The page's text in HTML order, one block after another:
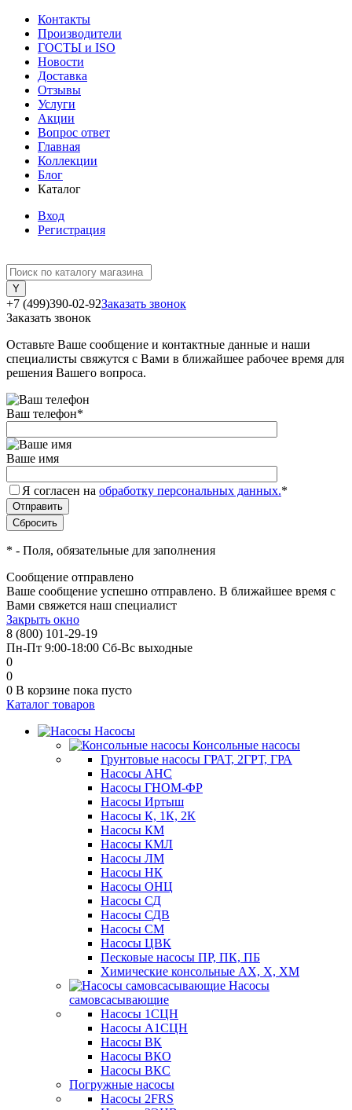
Контакты
Производители
ГОСТЫ и ISO
Новости
Доставка
Отзывы
Услуги
Акции
Вопрос ответ
Главная
Коллекции
Блог
Каталог
Вход
Регистрация
+7 (499)390-02-92Заказать звонок
Заказать звонок
Оставьте Ваше сообщение и контактные данные и наши
специалисты свяжутся с Вами в ближайшее рабочее время для
решения Вашего вопроса.
Ваш телефон*
Ваше имя
Я согласен на обработку персональных данных.*
* - Поля, обязательные для заполнения
Сообщение отправлено
Ваше сообщение успешно отправлено. В ближайшее время с
Вами свяжется наш специалист
Закрыть окно
8 (800) 101-29-19
Пн-Пт 9:00-18:00 Сб-Вс выходные
0
0
0 В корзине пока пусто
Каталог товаров
Насосы
Консольные насосы
Грунтовые насосы ГРАТ, 2ГРТ, ГРА
Насосы АНС
Насосы ГНОМ-ФР
Насосы Иртыш
Насосы К, 1К, 2К
Насосы КМ
Насосы КМЛ
Насосы ЛМ
Насосы НК
Насосы ОНЦ
Насосы СД
Насосы СДВ
Насосы СМ
Насосы ЦВК
Песковые насосы ПР, ПК, ПБ
Химические консольные АХ, Х, ХМ
Насосы
самовсасывающие
Насосы 1СЦН
Насосы А1СЦН
Насосы ВК
Насосы ВКО
Насосы ВКС
Погружные насосы
Насосы 2FRS